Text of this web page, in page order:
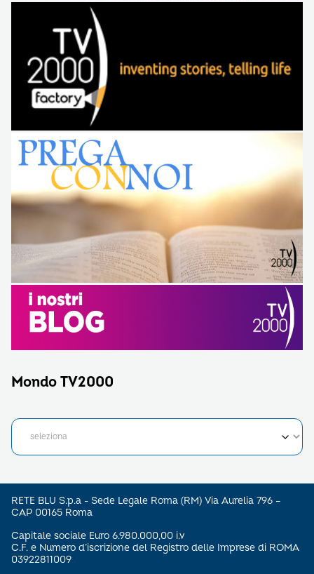
Mondo TV2000
RETE BLU S.p.a - Sede Legale Roma (RM) Via Aurelia 796 –
CAP 00165 Roma
Capitale sociale Euro 6.980.000,00 i.v
C.F. e Numero d’iscrizione del Registro delle Imprese di ROMA
03922811009